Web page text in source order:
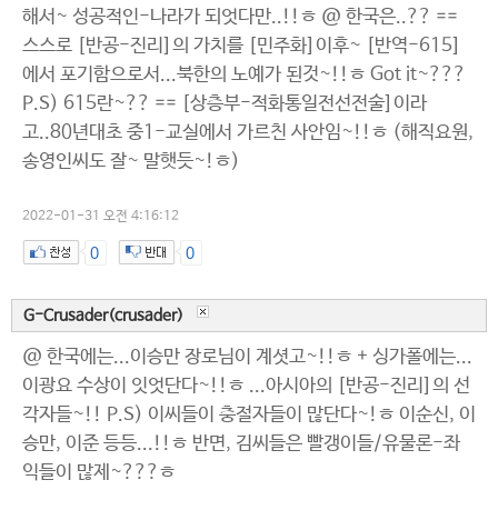
해서~ 성공적인-나라가 되엇다만..!!ㅎ @ 한국은..?? ==
스스로 [반공-진리]의 가치를 [민주화]이후~ [반역-615]
에서 포기함으로서...북한의 노예가 된것~!!ㅎ Got it~???
P.S) 615란~?? == [상층부-적화통일전선전술]이라
고..80년대초 중1-교실에서 가르친 사안임~!!ㅎ (해직요원,
송영인씨도 잘~ 말햇듯~!ㅎ)
2022-01-31 오전 4:16:12
0 0
G-Crusader(crusader)
@ 한국에는...이승만 장로님이 계셧고~!!ㅎ + 싱가폴에는...
이광요 수상이 잇엇단다~!!ㅎ ...아시아의 [반공-진리]의 선
각자들~!! P.S) 이씨들이 충절자들이 많단다~!ㅎ 이순신, 이
승만, 이준 등등...!!ㅎ 반면, 김씨들은 빨갱이들/유물론-좌
익들이 많제~???ㅎ